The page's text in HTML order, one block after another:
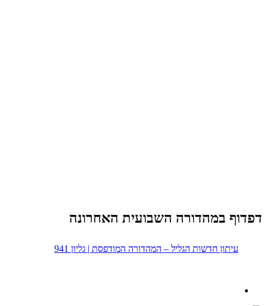
דפדוף במהדורה השבועית האחרונה
עיתון חדשות הגליל – המהדורה המודפסת | גליון 941